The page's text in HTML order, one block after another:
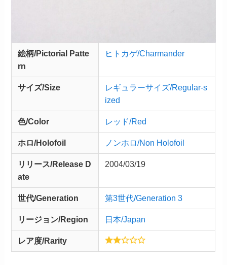
絵柄/Pictorial Patte
rn
ヒトカゲ/Charmander
サイズ/Size
レギュラーサイズ/Regular-s
ized
色/Color レッド/Red
ホロ/Holofoil ノンホロ/Non Holofoil
リリース/Release D
ate
2004/03/19
世代/Generation 第3世代/Generation 3
リージョン/Region 日本/Japan
レア度/Rarity